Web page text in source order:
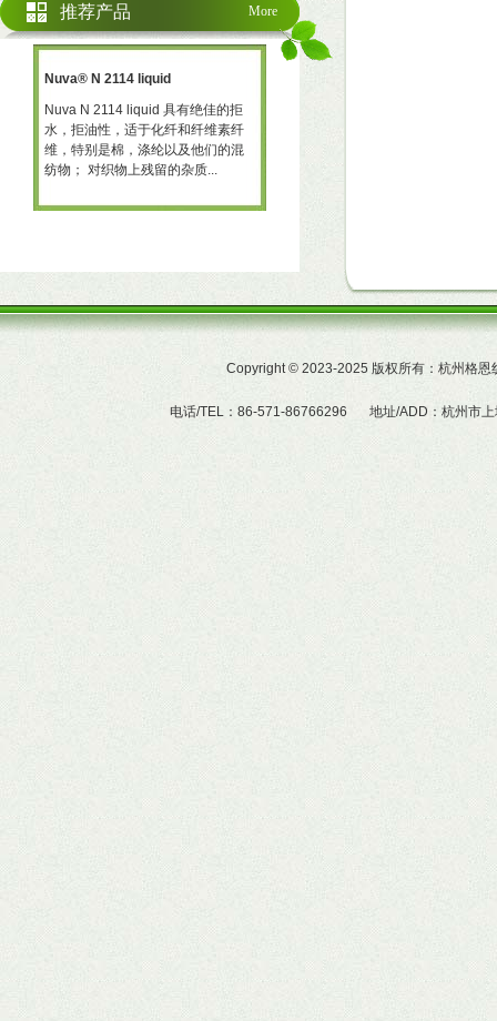
More
推荐产品
Nuva® N 2114 liquid
Nuva N 2114 liquid 具有绝佳的拒
水，拒油性，适于化纤和纤维素纤
维，特别是棉，涤纶以及他们的混
纺物； 对织物上残留的杂质...
水、拒油整理剂。 产品特性  赋予
Copyright© 2023-2025 版权所有：杭州格
电话/TEL：86-571-86766296 地址/ADD：杭州市